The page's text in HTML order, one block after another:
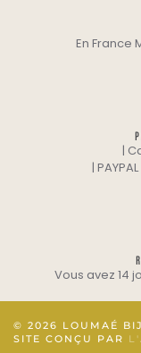
En France
|
|
Vous avez 14
© 2026 LOUMAÉ
SITE CONÇU PAR